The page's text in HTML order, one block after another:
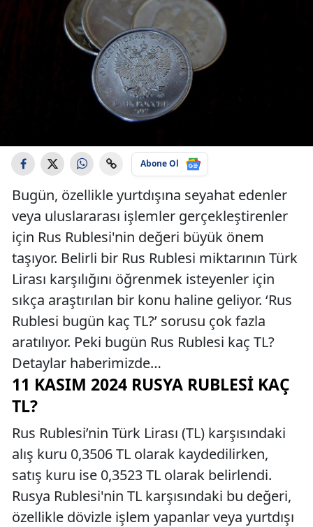
Abone Ol
Bugün, özellikle yurtdışına seyahat edenler
veya uluslararası işlemler gerçekleştirenler
için Rus Rublesi'nin değeri büyük önem
taşıyor. Belirli bir Rus Rublesi miktarının Türk
Lirası karşılığını öğrenmek isteyenler için
sıkça araştırılan bir konu haline geliyor. ‘Rus
Rublesi bugün kaç TL?’ sorusu çok fazla
aratılıyor. Peki bugün Rus Rublesi kaç TL?
Detaylar haberimizde…
11 KASIM 2024 RUSYA RUBLESI KAÇ
TL?
Rus Rublesi’nin Türk Lirası (TL) karşısındaki
alış kuru 0,3506 TL olarak kaydedilirken,
satış kuru ise 0,3523 TL olarak belirlendi.
Rusya Rublesi'nin TL karşısındaki bu değeri,
özellikle dövizle işlem yapanlar veya yurtdışı